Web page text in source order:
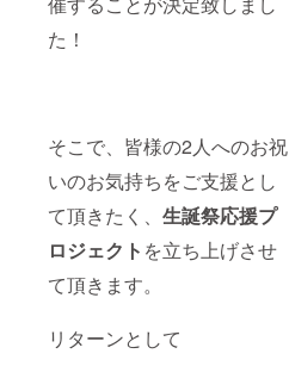
た！
そこで、皆様の2人へのお祝
いのお気持ちをご支援とし
て頂きたく、 生誕祭応援プ
ロジェクト を立ち上げさせ
て頂きます。
リターンとして